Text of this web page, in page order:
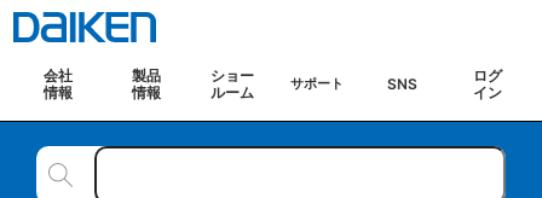
会社
情報
製品
情報
ショー
ルーム
サポート SNS
ログ
イン